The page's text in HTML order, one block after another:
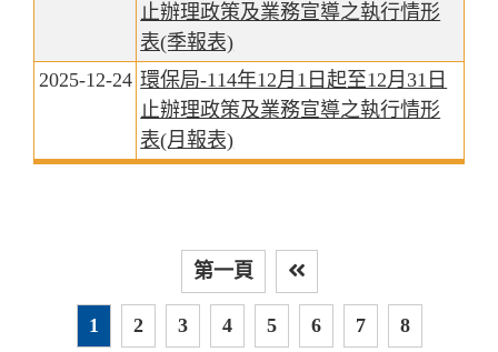
止辦理政策及業務宣導之執行情形
表(季報表)
2025-12-24 環保局-114年12月1日起至12月31日
止辦理政策及業務宣導之執行情形
表(月報表)
第一頁
1
2 3 4 5 6 7 8